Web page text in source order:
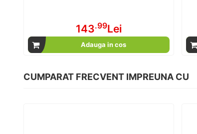
143.99Lei
Adauga in cos
CUMPARAT FRECVENT IMPREUNA CU